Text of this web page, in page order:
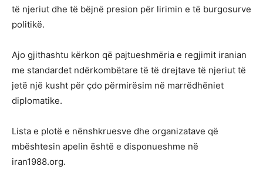
të njeriut dhe të bëjnë presion për lirimin e të burgosurve
politikë.
Ajo gjithashtu kërkon që pajtueshmëria e regjimit iranian
me standardet ndërkombëtare të të drejtave të njeriut të
jetë një kusht për çdo përmirësim në marrëdhëniet
diplomatike.
Lista e plotë e nënshkruesve dhe organizatave që
mbështesin apelin është e disponueshme në
iran1988.org.